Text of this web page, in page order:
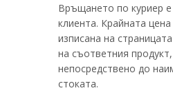
Връщането по куриер е
клиента. Крайната
изписана на
на съответния продукт,
непосредствено до
стоката.